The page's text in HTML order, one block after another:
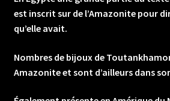
est inscrit sur de l’Amazonite pour
qu’elle avait.
Nombres de bijoux de
Amazonite et sont d’ailleurs dans